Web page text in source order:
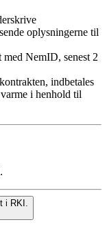
oplysningerne til
NemID, senest 2
indbetales
i henhold til
i RKI.